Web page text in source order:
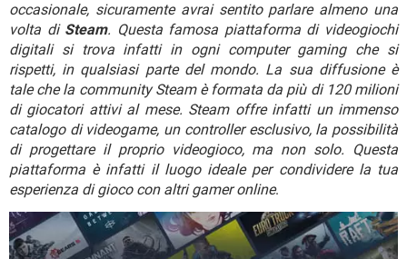
occasionale, sicuramente avrai sentito parlare almeno una
volta di Steam. Questa famosa piattaforma di videogiochi
digitali si trova infatti in ogni computer gaming che si
rispetti, in qualsiasi parte del mondo. La sua diffusione è
tale che la community Steam è formata da più di 120 milioni
di giocatori attivi al mese. Steam offre infatti un immenso
catalogo di videogame, un controller esclusivo, la possibilità
di progettare il proprio videogioco, ma non solo. Questa
piattaforma è infatti il luogo ideale per condividere la tua
esperienza di gioco con altri gamer online.